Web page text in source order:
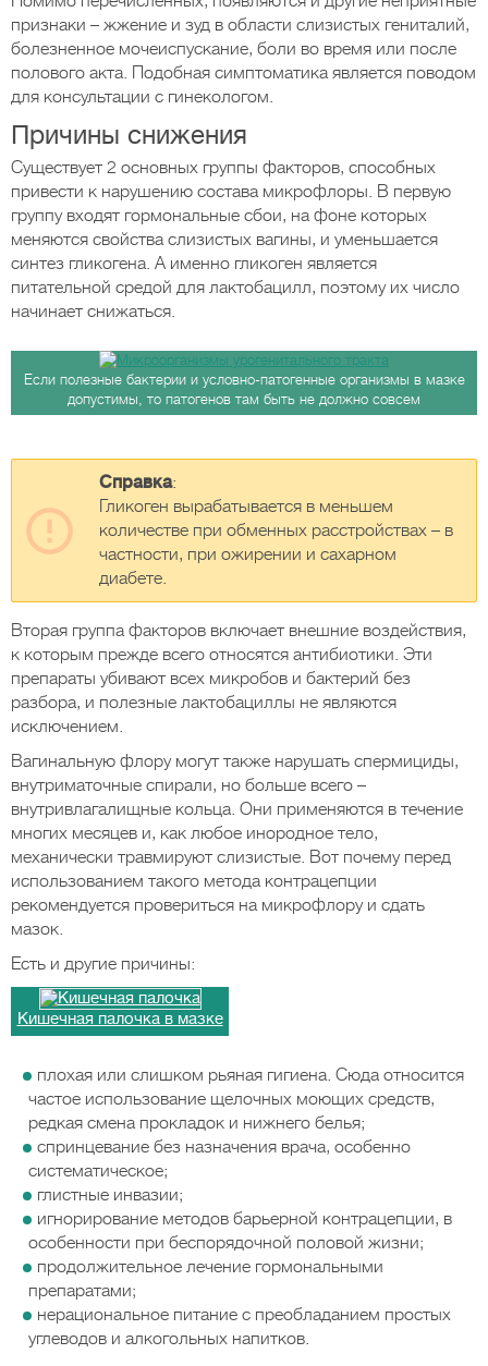
признаки – жжение и зуд в области слизистых гениталий,
болезненное мочеиспускание, боли во время или после
полового акта. Подобная симптоматика является поводом
для консультации с гинекологом.
Причины снижения
Существует 2 основных группы факторов, способных
привести к нарушению состава микрофлоры. В первую
группу входят гормональные сбои, на фоне которых
меняются свойства слизистых вагины, и уменьшается
синтез гликогена. А именно гликоген является
питательной средой для лактобацилл, поэтому их число
начинает снижаться.
Если полезные бактерии и условно-патогенные организмы в мазке
допустимы, то патогенов там быть не должно совсем
Справка:
Гликоген вырабатывается в меньшем
количестве при обменных расстройствах – в
частности, при ожирении и сахарном
диабете.
Вторая группа факторов включает внешние воздействия,
к которым прежде всего относятся антибиотики. Эти
препараты убивают всех микробов и бактерий без
разбора, и полезные лактобациллы не являются
исключением.
Вагинальную флору могут также нарушать спермициды,
внутриматочные спирали, но больше всего –
внутривлагалищные кольца. Они применяются в течение
многих месяцев и, как любое инородное тело,
механически травмируют слизистые. Вот почему перед
использованием такого метода контрацепции
рекомендуется провериться на микрофлору и сдать
мазок.
Есть и другие причины:
Кишечная палочка в мазке
плохая или слишком рьяная гигиена. Сюда относится
частое использование щелочных моющих средств,
редкая смена прокладок и нижнего белья;
спринцевание без назначения врача, особенно
систематическое;
глистные инвазии;
игнорирование методов барьерной контрацепции, в
особенности при беспорядочной половой жизни;
продолжительное лечение гормональными
препаратами;
нерациональное питание с преобладанием простых
углеводов и алкогольных напитков.